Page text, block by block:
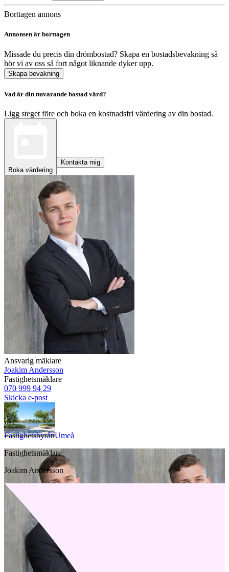
Borttagen annons
Annonsen är borttagen
Missade du precis din drömbostad? Skapa en bostadsbevakning så
hör vi av oss så fort något liknande dyker upp.
Skapa bevakning
Vad är din nuvarande bostad värd?
Ligg steget före och boka en kostnadsfri värdering av din bostad.
Boka värdering
Kontakta mig
Ansvarig mäklare
Joakim Andersson
Fastighetsmäklare
070 999 94 29
Skicka e-post
FastighetsbyrånUmeå
Fastighetsmäklare
Joakim Andersson